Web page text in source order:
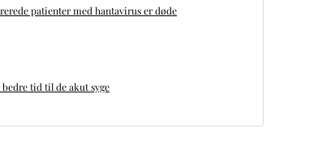
patienter med hantavirus er døde
tid til de akut syge